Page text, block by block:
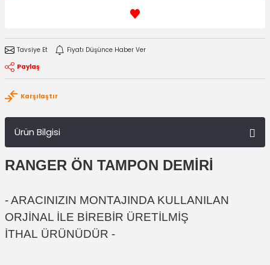
Tavsiye Et
Fiyatı Düşünce Haber Ver
Paylaş
Karşılaştır
Ürün Bilgisi
RANGER ÖN TAMPON DEMİRİ
- ARACINIZIN MONTAJINDA KULLANILAN
ORJİNAL İLE BİREBİR ÜRETİLMİŞ
İTHAL ÜRÜNÜDÜR -